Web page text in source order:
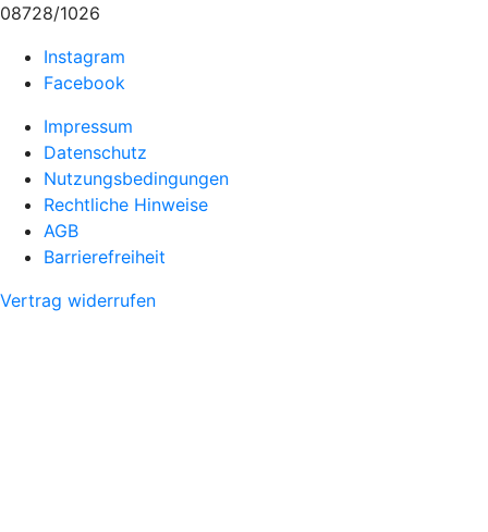
08728/1026
Instagram
Facebook
Impressum
Datenschutz
Nutzungsbedingungen
Rechtliche Hinweise
AGB
Barrierefreiheit
Vertrag widerrufen